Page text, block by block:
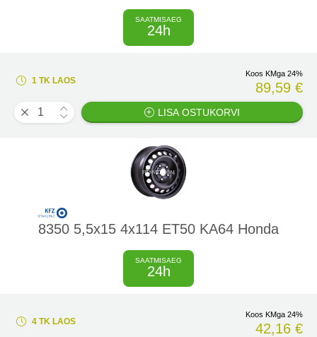
SAATMISAEG
24h
1 TK LAOS
Koos KMga 24%
89,59 €
LISA OSTUKORVI
8350 5,5x15 4x114 ET50 KA64 Honda
SAATMISAEG
24h
4 TK LAOS
Koos KMga 24%
42,16 €